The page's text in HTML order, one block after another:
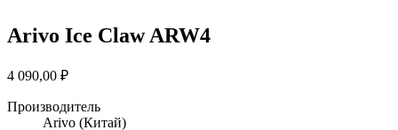
Arivo Ice Claw ARW4
4 090,00 ₽
Производитель
Arivo (Китай)